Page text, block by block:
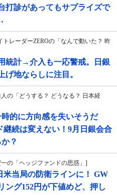
打診があってもサプライズで
レーダーZEROの「なんで動いた？ 昨
統計→介入も一応警戒。日銀
げ地ならしに注目。
の「どうする？ どうなる？ 日本経
的に方向感を失いそうだ
続は変えない！9月日銀会合
？
の「ヘッジファンドの思惑」]
米当局の防衛ラインに！ GW
ング152円が下値めど、押し